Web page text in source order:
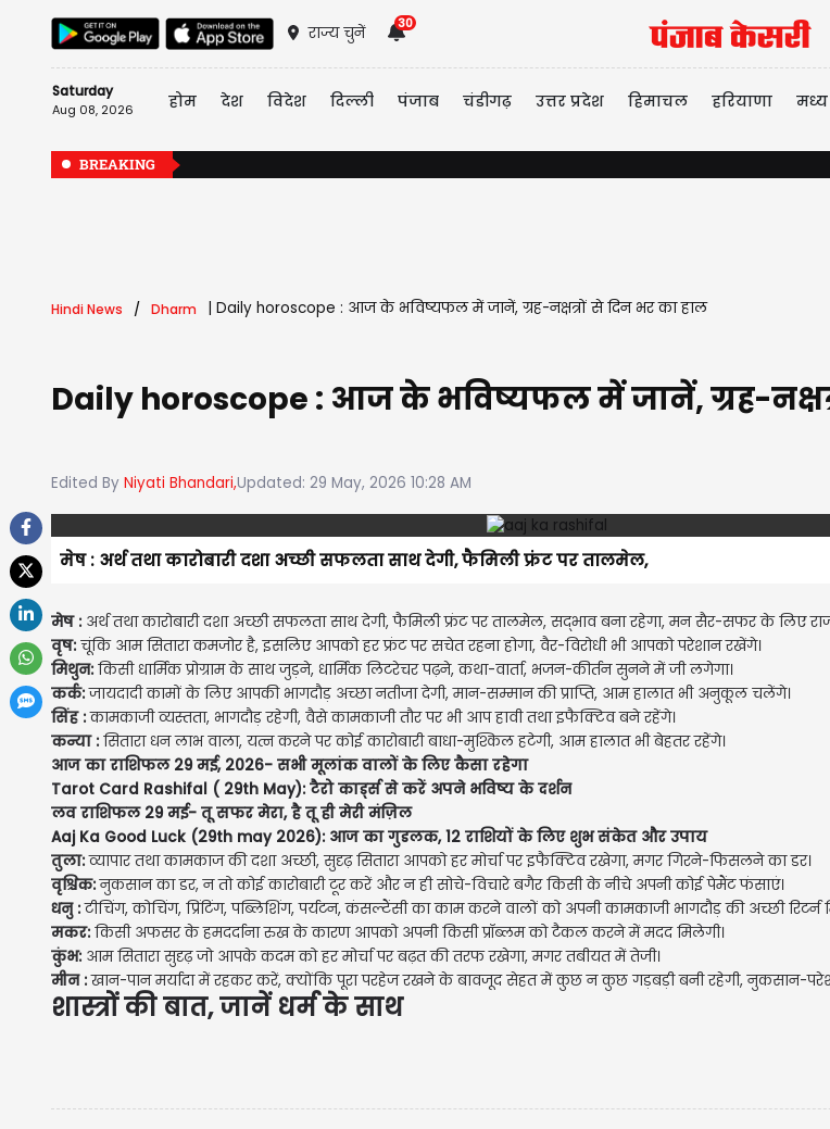
राज्य चुनें
30
Saturday
Aug 08, 2026 होम देश विदेश दिल्ली पंजाब चंडीगढ़ उत्तर प्रदेश हिमाचल हरियाणा मध्य
BREAKING
Hindi News Dharm Daily horoscope : आज के भविष्यफल में जानें, ग्रह-नक्षत्रों से दिन भर का हाल
Daily horoscope : आज के भविष्यफल में जानें, ग्रह-
Edited By Niyati Bhandari,Updated: 29 May, 2026 10:28 AM
मेष : अर्थ तथा कारोबारी दशा अच्छी सफलता साथ देगी, फैमिली फ्रंट पर तालमेल,
मेष : अर्थ तथा कारोबारी दशा अच्छी सफलता साथ देगी, फैमिली फ्रंट पर तालमेल, सद्भाव बना रहेगा, मन सैर-सफर के लिए
वृष: चूंकि आम सितारा कमजोर है, इसलिए आपको हर फ्रंट पर सचेत रहना होगा, वैर-विरोधी भी आपको परेशान रखेंगे।
मिथुन: किसी धार्मिक प्रोग्राम के साथ जुड़ने, धार्मिक लिटरेचर पढ़ने, कथा-वार्ता, भजन-कीर्तन सुनने में जी लगेगा।
कर्क:जायदादी कामों के लिए आपकी भागदौड़ अच्छा नतीजा देगी, मान-सम्मान की प्राप्ति, आम हालात भी अनुकूल चलेंगे।
सिंह :कामकाजी व्यस्तता, भागदौड़ रहेगी, वैसे कामकाजी तौर पर भी आप हावी तथा इफैक्टिव बने रहेंगे।
कन्या : सितारा धन लाभ वाला, यत्न करने पर कोई कारोबारी बाधा-मुश्किल हटेगी, आम हालात भी बेहतर रहेंगे।
आज का राशिफल 29 मई, 2026- सभी मूलांक वालों के लिए कैसा रहेगा
Tarot Card Rashifal ( 29th May): टैरो कार्ड्स से करें अपने भविष्य के दर्शन
लव राशिफल 29 मई- तू सफर मेरा, है तू ही मेरी मंज़िल
Aaj Ka Good Luck (29th may 2026): आज का गुडलक, 12 राशियों के लिए शुभ संकेत और उपाय
तुला:व्यापार तथा कामकाज की दशा अच्छी, सुदृढ़ सितारा आपको हर मोर्चा पर इफैक्टिव रखेगा, मगर गिरने-फिसलने का डर।
वृश्चिक:नुकसान का डर, न तो कोई कारोबारी टूर करें और न ही सोचे-विचारे बगैर किसी के नीचे अपनी कोई पेमैंट फंसाएं।
धनु :टीचिंग, कोचिंग, प्रिंटिंग, पब्लिशिंग, पर्यटन, कंसल्टैंसी का काम करने वालों को अपनी कामकाजी भागदौड़ की अच्छी रिटर्न
मकर: किसी अफसर के हमदर्दाना रुख के कारण आपको अपनी किसी प्रॉब्लम को टैकल करने में मदद मिलेगी।
कुंभ: आम सितारा सुदृढ़ जो आपके कदम को हर मोर्चा पर बढ़त की तरफ रखेगा, मगर तबीयत में तेजी।
मीन :खान-पान मर्यादा में रहकर करें, क्योंकि पूरा परहेज रखने के बावजूद सेहत में कुछ न कुछ गड़बड़ी बनी रहेगी, नुकसान-
शास्त्रों की बात, जानें धर्म के साथ